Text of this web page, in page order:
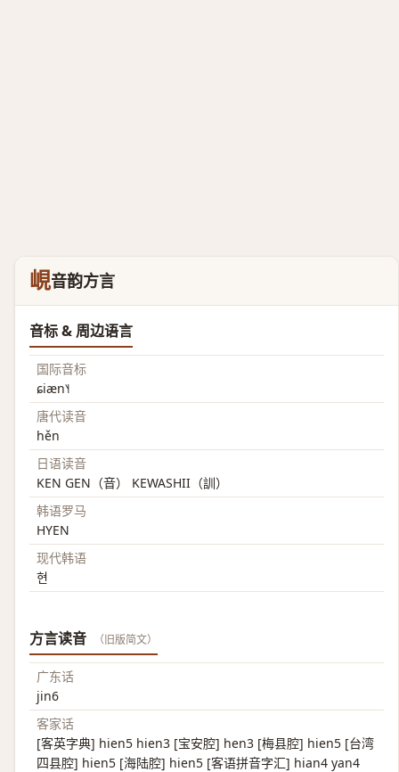
峴音韵方言
音标 & 周边语言
国际音标
ɕiæn˥˧
唐代读音
hěn
日语读音
KEN GEN（音） KEWASHII（訓）
韩语罗马
HYEN
现代韩语
현
方言读音 （旧版简文）
广东话
jin6
客家话
[客英字典] hien5 hien3 [宝安腔] hen3 [梅县腔] hien5 [台湾
四县腔] hien5 [海陆腔] hien5 [客语拼音字汇] hian4 yan4